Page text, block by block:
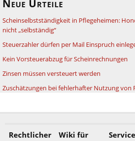
Neue Urteile
Scheinselbstständigkeit in Pflegeheimen:
nicht „selbständig“
Steuerzahler dürfen per Mail Einspruch
Kein Vorsteuerabzug für Scheinrechnungen
Zinsen müssen versteuert werden
Zuschätzungen bei fehlerhafter Nutzung von
Rechtlicher
Wiki für